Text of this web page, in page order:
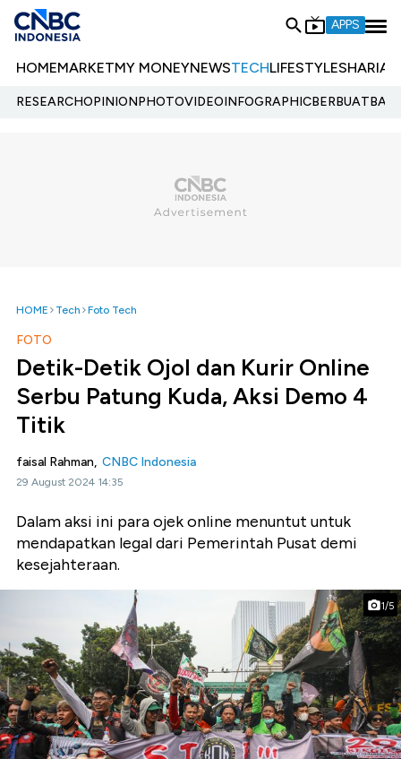
APPS
HOMEMARKETMY MONEYNEWSTECHLIFESTYLESHARIA
RESEARCHOPINIONPHOTOVIDEOINFOGRAPHIC
HOME Tech Foto Tech
FOTO
Detik-Detik Ojol dan Kurir Online
Serbu Patung Kuda, Aksi Demo 4
Titik
faisal Rahman, CNBC Indonesia
29 August 2024 14:35
Dalam aksi ini para ojek online menuntut untuk
mendapatkan legal dari Pemerintah Pusat demi
kesejahteraan.
1/5